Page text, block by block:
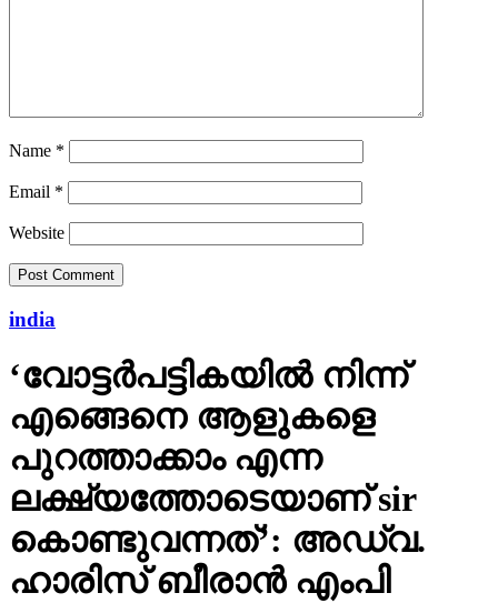
Name *
Email *
Website
india
‘വോട്ടര്‍പട്ടികയില്‍ നിന്ന്
എങ്ങെനെ ആളുകളെ
പുറത്താക്കാം എന്ന
ലക്ഷ്യത്തോടെയാണ് sir
കൊണ്ടുവന്നത്’: അഡ്വ.
ഹാരിസ് ബീരാൻ എംപി